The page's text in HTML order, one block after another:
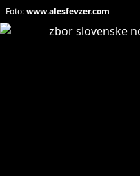
Foto:www.alesfevzer.com